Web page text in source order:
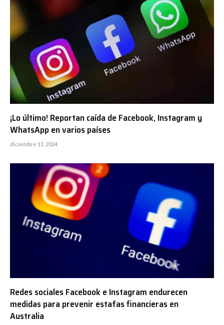
¡Lo último! Reportan caída de Facebook, Instagram y
WhatsApp en varios países
diciembre 11, 2024
Redes sociales Facebook e Instagram endurecen
medidas para prevenir estafas financieras en
Australia